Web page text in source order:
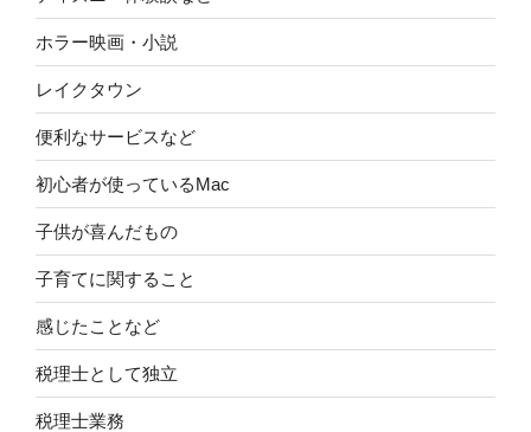
ホラー映画・小説
レイクタウン
便利なサービスなど
初心者が使っているMac
子供が喜んだもの
子育てに関すること
感じたことなど
税理士として独立
税理士業務